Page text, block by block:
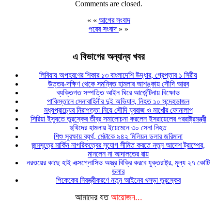
Comments are closed.
« « আগের সংবাদ
পরের সংবাদ » »
এ বিভাগের অন্যান্য খবর
লিবিয়ায় অপহরণের শিকার ১৩ বাংলাদেশি উদ্ধার, গ্রেপ্তার ১ সিরীয়
উত্তর-দক্ষিণ থেকে সমন্বিত হামলার আশঙ্কায় সৌদি আরব
ব্যক্তিগত সম্পত্তি আইন ঘিরে আর্জেন্টিনায় বিক্ষোভ
পাকিস্তানে সেনাবাহিনীর দুই অভিযান, নিহত ১০ সন্দেহভাজন
মধ্যপ্রাচ্যের নিরাপত্তা নিয়ে সৌদি যুবরাজ ও মাখোঁর ফোনালাপ
সিরিয়া ইস্যুতে তুরস্কের তীব্র সমালোচনা করলেন ইসরায়েলের পররাষ্ট্রমন্ত্রী
হুথিদের হামলায় ইয়েমেনে ৩০ সেনা নিহত
শিশু সুরক্ষায় ব্যর্থ, মেটাকে ৯৪২ মিলিয়ন ডলার জরিমানা
জন্মসূত্রে মার্কিন নাগরিকত্বের সুযোগ সীমিত করতে নতুন আদেশ ট্রাম্পের,
মানলেন না আদালতের রায়
নরওয়ের কাছে হাই এক্সপ্লোসিভ অস্ত্র বিক্রি করবে যুক্তরাষ্ট্র, মূল্য ২৭ কোটি
ডলার
পিকেকের নিরস্ত্রীকরণে নতুন আইনের খসড়া তুরস্কের
আমাদের যত আয়োজন...